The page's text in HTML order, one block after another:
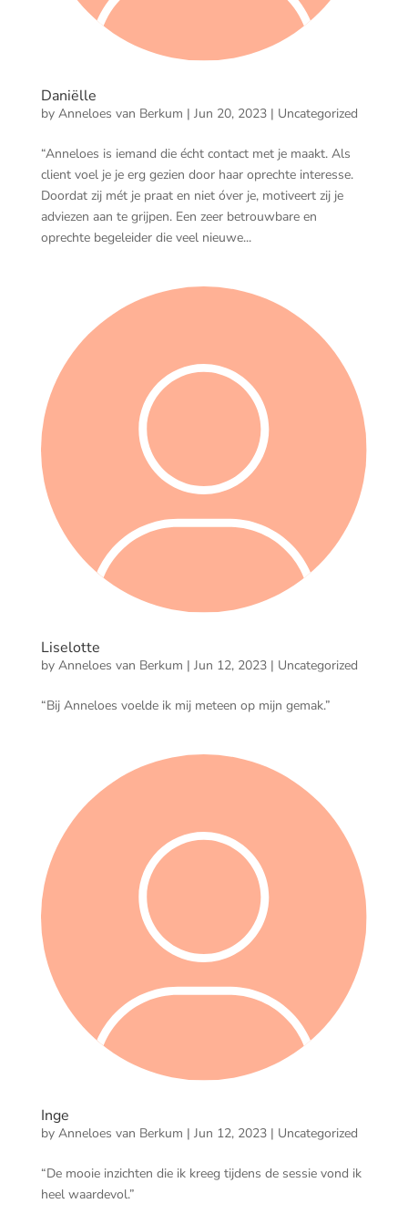
Daniëlle
by Anneloes van Berkum | Jun 20, 2023| Uncategorized
“Anneloes is iemand die écht contact met je maakt. Als
client voel je je erg gezien door haar oprechte interesse.
Doordat zij mét je praat en niet óver je, motiveert zij je
adviezen aan te grijpen. Een zeer betrouwbare en
oprechte begeleider die veel nieuwe...
Liselotte
by Anneloes van Berkum | Jun 12, 2023| Uncategorized
“Bij Anneloes voelde ik mij meteen op mijn gemak.”
Inge
by Anneloes van Berkum | Jun 12, 2023| Uncategorized
“De mooie inzichten die ik kreeg tijdens de sessie vond ik
heel waardevol.”